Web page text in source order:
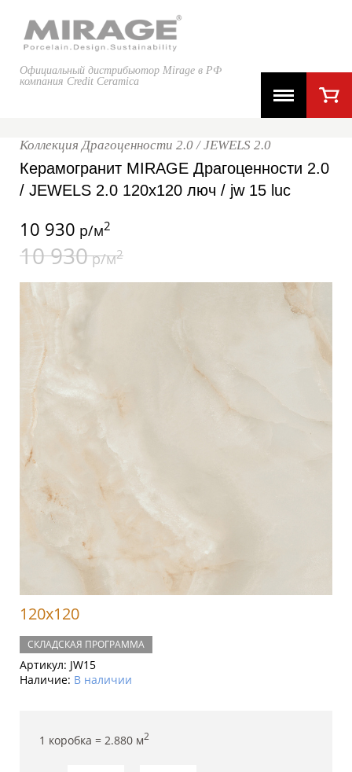
Официальный дистрибьютор Mirage в РФ
компания Credit Ceramica
Коллекция Драгоценности 2.0 / JEWELS 2.0
Керамогранит MIRAGE Драгоценности 2.0
/ JEWELS 2.0 120x120 люч / jw 15 luc
10 930 р/м2
10 930р/м2
120x120
СКЛАДСКАЯ ПРОГРАММА
Артикул: JW15
Наличие: В наличии
1 коробка = 2.880 м2